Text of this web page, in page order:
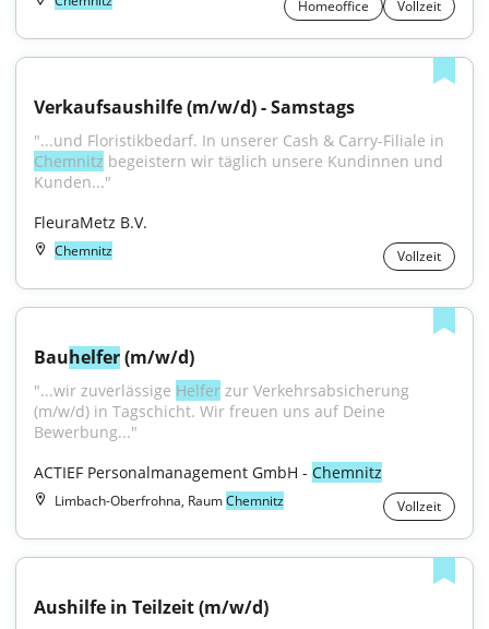
Homeoffice Vollzeit
Verkaufsaushilfe (m/w/d) - Samstags
Chemnitz begeistern wir täglich unsere Kundinnen und
Kunden..."
FleuraMetz B.V.
Chemnitz Vollzeit
Bauhelfer (m/w/d)
"...wir zuverlässige Helfer zur Verkehrsabsicherung
(m/w/d) in Tagschicht. Wir freuen uns auf Deine
Bewerbung..."
ACTIEF Personalmanagement GmbH - Chemnitz
Limbach-Oberfrohna, RaumChemnitz Vollzeit
Aushilfe in Teilzeit (m/w/d)